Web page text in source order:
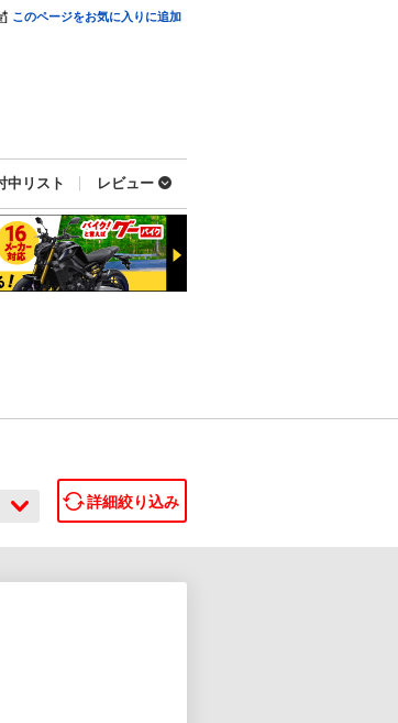
このページをお気に入りに追加
中リスト レビュー
詳細絞り込み